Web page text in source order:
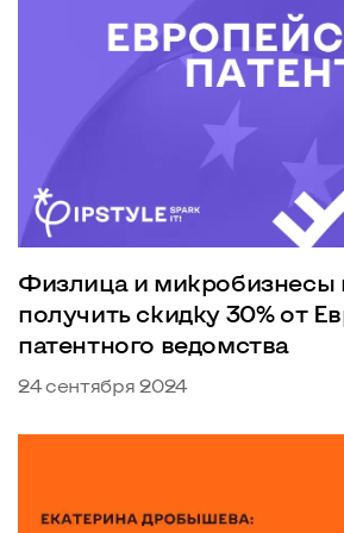
Физлица и микробизнесы
получить скидку 30% от
патентного ведомства
24 сентября 2024